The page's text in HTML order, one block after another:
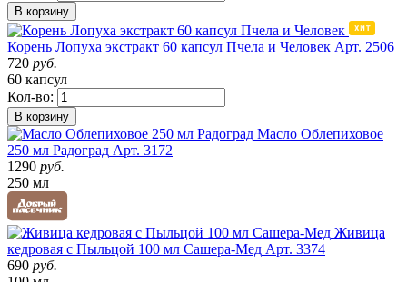
В корзину
Корень Лопуха экстракт 60 капсул Пчела и Человек Арт. 2506
720 руб.
60 капсул
Кол-во:
В корзину
Масло Облепиховое
250 мл Радоград Арт. 3172
1290 руб.
250 мл
Живица
кедровая с Пыльцой 100 мл Сашера-Мед Арт. 3374
690 руб.